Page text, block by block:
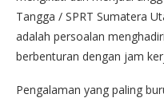
Tangga / SPRT Sumatera
adalah persoalan
berbenturan dengan jam
Pengalaman yang paling